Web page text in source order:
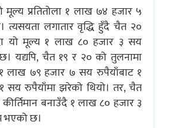
प्रतितोला १ लाख ७४ हजार ५
त्यसयता लगातार वृद्धि हुँदै चैत २०
यो मूल्य १ लाख ८० हजार ३ सय
यद्यपि, चैत १९ र २० को तुलनामा
लाख ७९ हजार ७ सय रुपैयाँबाट १
सय रुपैयाँमा झरेको थियो। तर, चैत
बनाउँदै १ लाख ८० हजार ३
छ।